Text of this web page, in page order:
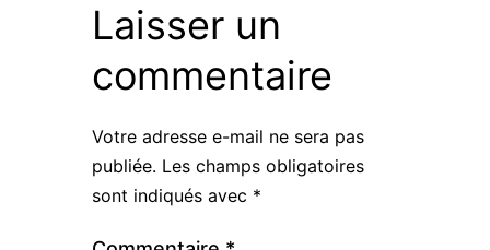
Laisser un
commentaire
Votre adresse e-mail ne sera pas
publiée. Les champs obligatoires
sont indiqués avec *